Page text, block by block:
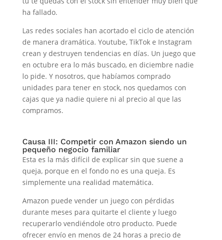
ha fallado.
Las redes sociales han acortado el ciclo de atención
de manera dramática. Youtube, TikTok e Instagram
crean y destruyen tendencias en días. Un juego que
en octubre era lo más buscado, en diciembre nadie
lo pide. Y nosotros, que habíamos comprado
unidades para tener en stock, nos quedamos con
cajas que ya nadie quiere ni al precio al que las
compramos.
Causa III: Competir con Amazon siendo un
pequeño negocio familiar
Esta es la más difícil de explicar sin que suene a
queja, porque en el fondo no es una queja. Es
simplemente una realidad matemática.
Amazon puede vender un juego con pérdidas
durante meses para quitarte el cliente y luego
recuperarlo vendiéndole otro producto. Puede
ofrecer envío en menos de 24 horas a precio de